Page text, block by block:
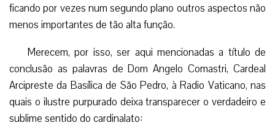
ficando por vezes num segundo plano outros aspectos não
menos importantes de tão alta função.
Merecem, por isso, ser aqui mencionadas a título de
conclusão as palavras de Dom Angelo Comastri, Cardeal
Arcipreste da Basílica de São Pedro, à Radio Vaticano, nas
quais o ilustre purpurado deixa transparecer o verdadeiro e
sublime sentido do cardinalato: